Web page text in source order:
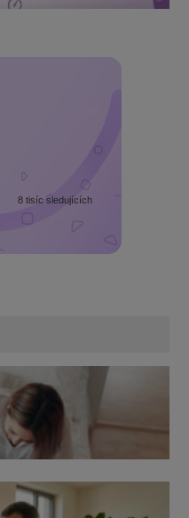
8 tisíc sledujících